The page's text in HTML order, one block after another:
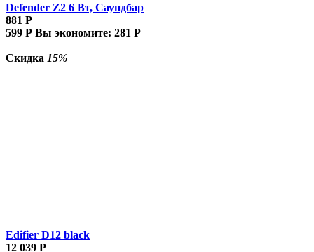
Defender Z2 6 Вт, Саундбар
881 Р
599 Р Вы экономите: 281 Р
Скидка 15%
Edifier D12 black
12 039 Р